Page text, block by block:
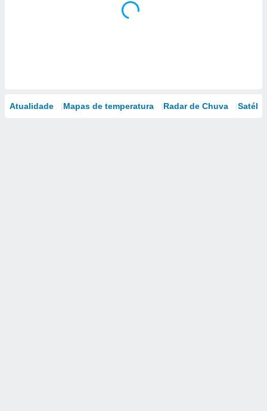
Atualidade Mapas de temperatura Radar de Chuva